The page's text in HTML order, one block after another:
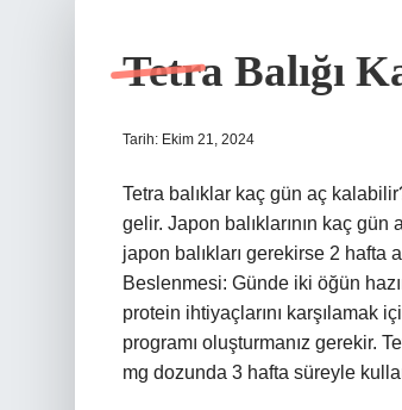
Tetra Balığı
Tarih: Ekim 21, 2024
Tetra balıklar kaç gün aç
gelir. Japon balıklarının kaç gün
japon balıkları gerekirse 2 hafta
Beslenmesi: Günde iki öğün
protein ihtiyaçlarını karşılamak
programı oluşturmanız gerekir.
mg dozunda 3 hafta süreyle